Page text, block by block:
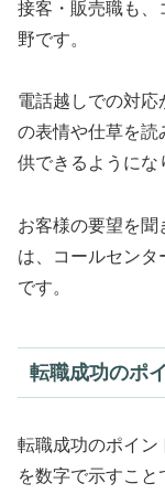
接客・販売職も、
野です。
電話越しでの対
の表情や仕草を読
供できるようにな
お客様の要望を
は、コールセン
です。
転職成功のポ
転職成功のポイン
を数字で示すこと